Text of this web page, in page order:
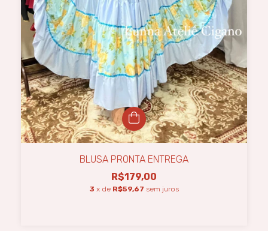
BLUSA PRONTA ENTREGA
R$179,00
3 x de R$59,67 sem juros